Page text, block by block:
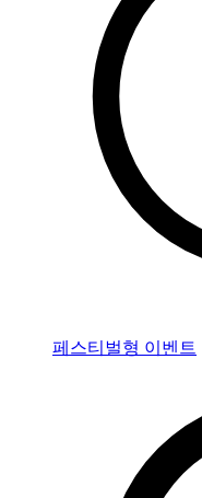
페스티벌형 이벤트